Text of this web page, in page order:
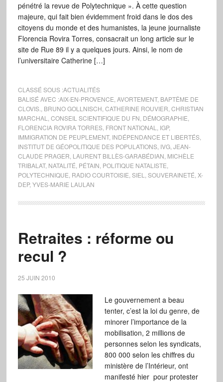
pénétré la revue de Polytechnique ». À cette question
majeure, qui fait bien évidemment froid dans le dos des
citoyens du monde et des humanistes, la jeune journaliste
Florencia Rovira Torres, consacrait un long article sur le
site de Rue 89 il y a quelques jours. Ainsi, le nom de
l’universitaire Catherine […]
CLASSÉ SOUS :ACTUALITÉS
BALISÉ AVEC :AIX-EN-PROVENCE AVORTEMENT, BAPTÊME DE
CLOVIS. BRUNO GOLLNISCH CATHERINE ROUVIER CHRISTIAN
MARCHAL
CONSEIL SCIENTIFIQUE DU FN DÉMOGRAPHIE
FLORENCIA ROVIRA TORRES, FRONT NATIONAL IGP,
IMMIGRATION DE PEUPLEMENT, INDÉPENDANCE ET LIBERTÉS,
INSTITUT DE GÉOPOLITIQUE DES POPULATIONS, IVG, JEAN-
CLAUDE PRAGER LAURENT BILLÈS-GARABÉDIAN MICHÈLE
TRIBALAT, NATALITÉ PÉTAIN POLITIQUE NATALISTE
POLYTECHNIQUE RADIO COURTOISIE SIEL SOUVERAINETÉ X-
DEP, YVES-MARIE LAULAN
Retraites : réforme ou
recul ?
25 JUIN 2010
Le gouvernement a beau
tenter, c’est la loi du genre, de
minorer l’importance de la
mobilisation, 2 millions de
personnes selon les syndicats,
800 000 selon les chiffres du
ministère de l’Intérieur, ont
manifesté hier pour protester